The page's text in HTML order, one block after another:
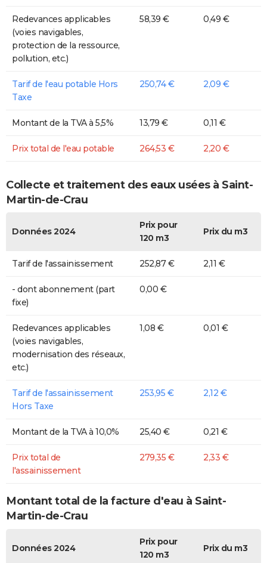
Redevances applicables
(voies navigables,
protection de la ressource,
pollution, etc.)
58,39 € 0,49 €
Tarif de l'eau potable Hors
Taxe
250,74 € 2,09 €
Montant de la TVA à 5,5% 13,79 € 0,11 €
Prix total de l'eau potable 264,53 € 2,20 €
Collecte et traitement des eaux usées à Saint-
Martin-de-Crau
Données 2024
Prix pour
120 m3
Prix du m3
Tarif de l'assainissement 252,87 € 2,11 €
- dont abonnement (part
fixe)
0,00 €
Redevances applicables
(voies navigables,
modernisation des réseaux,
etc.)
1,08 € 0,01 €
Tarif de l'assainissement
Hors Taxe
253,95 € 2,12 €
Montant de la TVA à 10,0% 25,40 € 0,21 €
Prix total de
l'assainissement
279,35 € 2,33 €
Montant total de la facture d'eau à Saint-
Martin-de-Crau
Données 2024
Prix pour
120 m3
Prix du m3